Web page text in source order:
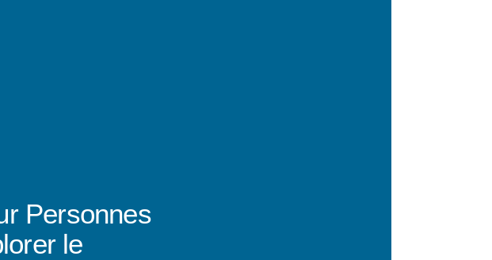
Personnes
le